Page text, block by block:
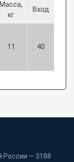
Масса,
кг
Вход
11 40
России — 3188